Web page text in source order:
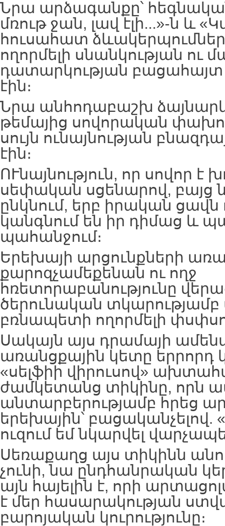
Նրա արձագանքը՝ հեգնական
մռութ ջան, լավ էլի...»-ն և
հուսահատ
ողորմելի սնանկության ու
դատարկության բացահայտ
էին։
Նրա անհոդաբաշխ
թեմայից սովորական
սույն ունայնության
էին։
ՈՒնայնություն, որ սովոր
սեփական սցենարով, բայց
ընկնում, երբ իրական ցավն
կանգնում են իր դիմաց և
պահանջում։
Երեխայի արցունքների
քարոզչամեքենան ու ողջ
հռետորաբանությունը
ծերունական
բռնապետի ողորմելի
Սակայն այս դրամայի
առանցքային կետը երրորդ
«սելֆիի վիրուսով»
ժամկետանց տիկինը, որն
անտարբերությամբ հրեց
երեխային՝ բացականչելով.
ուզում եմ նկարվել
Սեռաքաղց այս տիկինն
չունի, նա ընդհանրական
այն հայելին է, որի
է մեր հասարակության
բարոյական կուրությունը։